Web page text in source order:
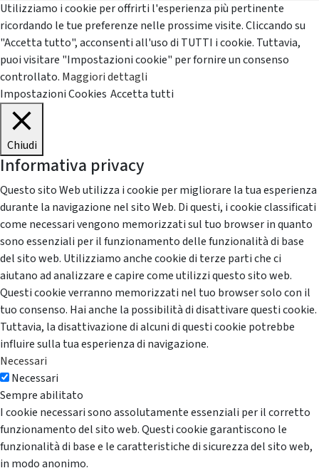
Utilizziamo i cookie per offrirti l'esperienza più pertinente
ricordando le tue preferenze nelle prossime visite. Cliccando su
"Accetta tutto", acconsenti all'uso di TUTTI i cookie. Tuttavia,
puoi visitare "Impostazioni cookie" per fornire un consenso
controllato. Maggiori dettagli
Impostazioni Cookies Accetta tutti
Chiudi
Informativa privacy
Questo sito Web utilizza i cookie per migliorare la tua esperienza
durante la navigazione nel sito Web. Di questi, i cookie classificati
come necessari vengono memorizzati sul tuo browser in quanto
sono essenziali per il funzionamento delle funzionalità di base
del sito web. Utilizziamo anche cookie di terze parti che ci
aiutano ad analizzare e capire come utilizzi questo sito web.
Questi cookie verranno memorizzati nel tuo browser solo con il
tuo consenso. Hai anche la possibilità di disattivare questi cookie.
Tuttavia, la disattivazione di alcuni di questi cookie potrebbe
influire sulla tua esperienza di navigazione.
Necessari
Necessari
Sempre abilitato
I cookie necessari sono assolutamente essenziali per il corretto
funzionamento del sito web. Questi cookie garantiscono le
funzionalità di base e le caratteristiche di sicurezza del sito web,
in modo anonimo.